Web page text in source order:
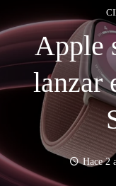
Apple
lanzar
Hace 2